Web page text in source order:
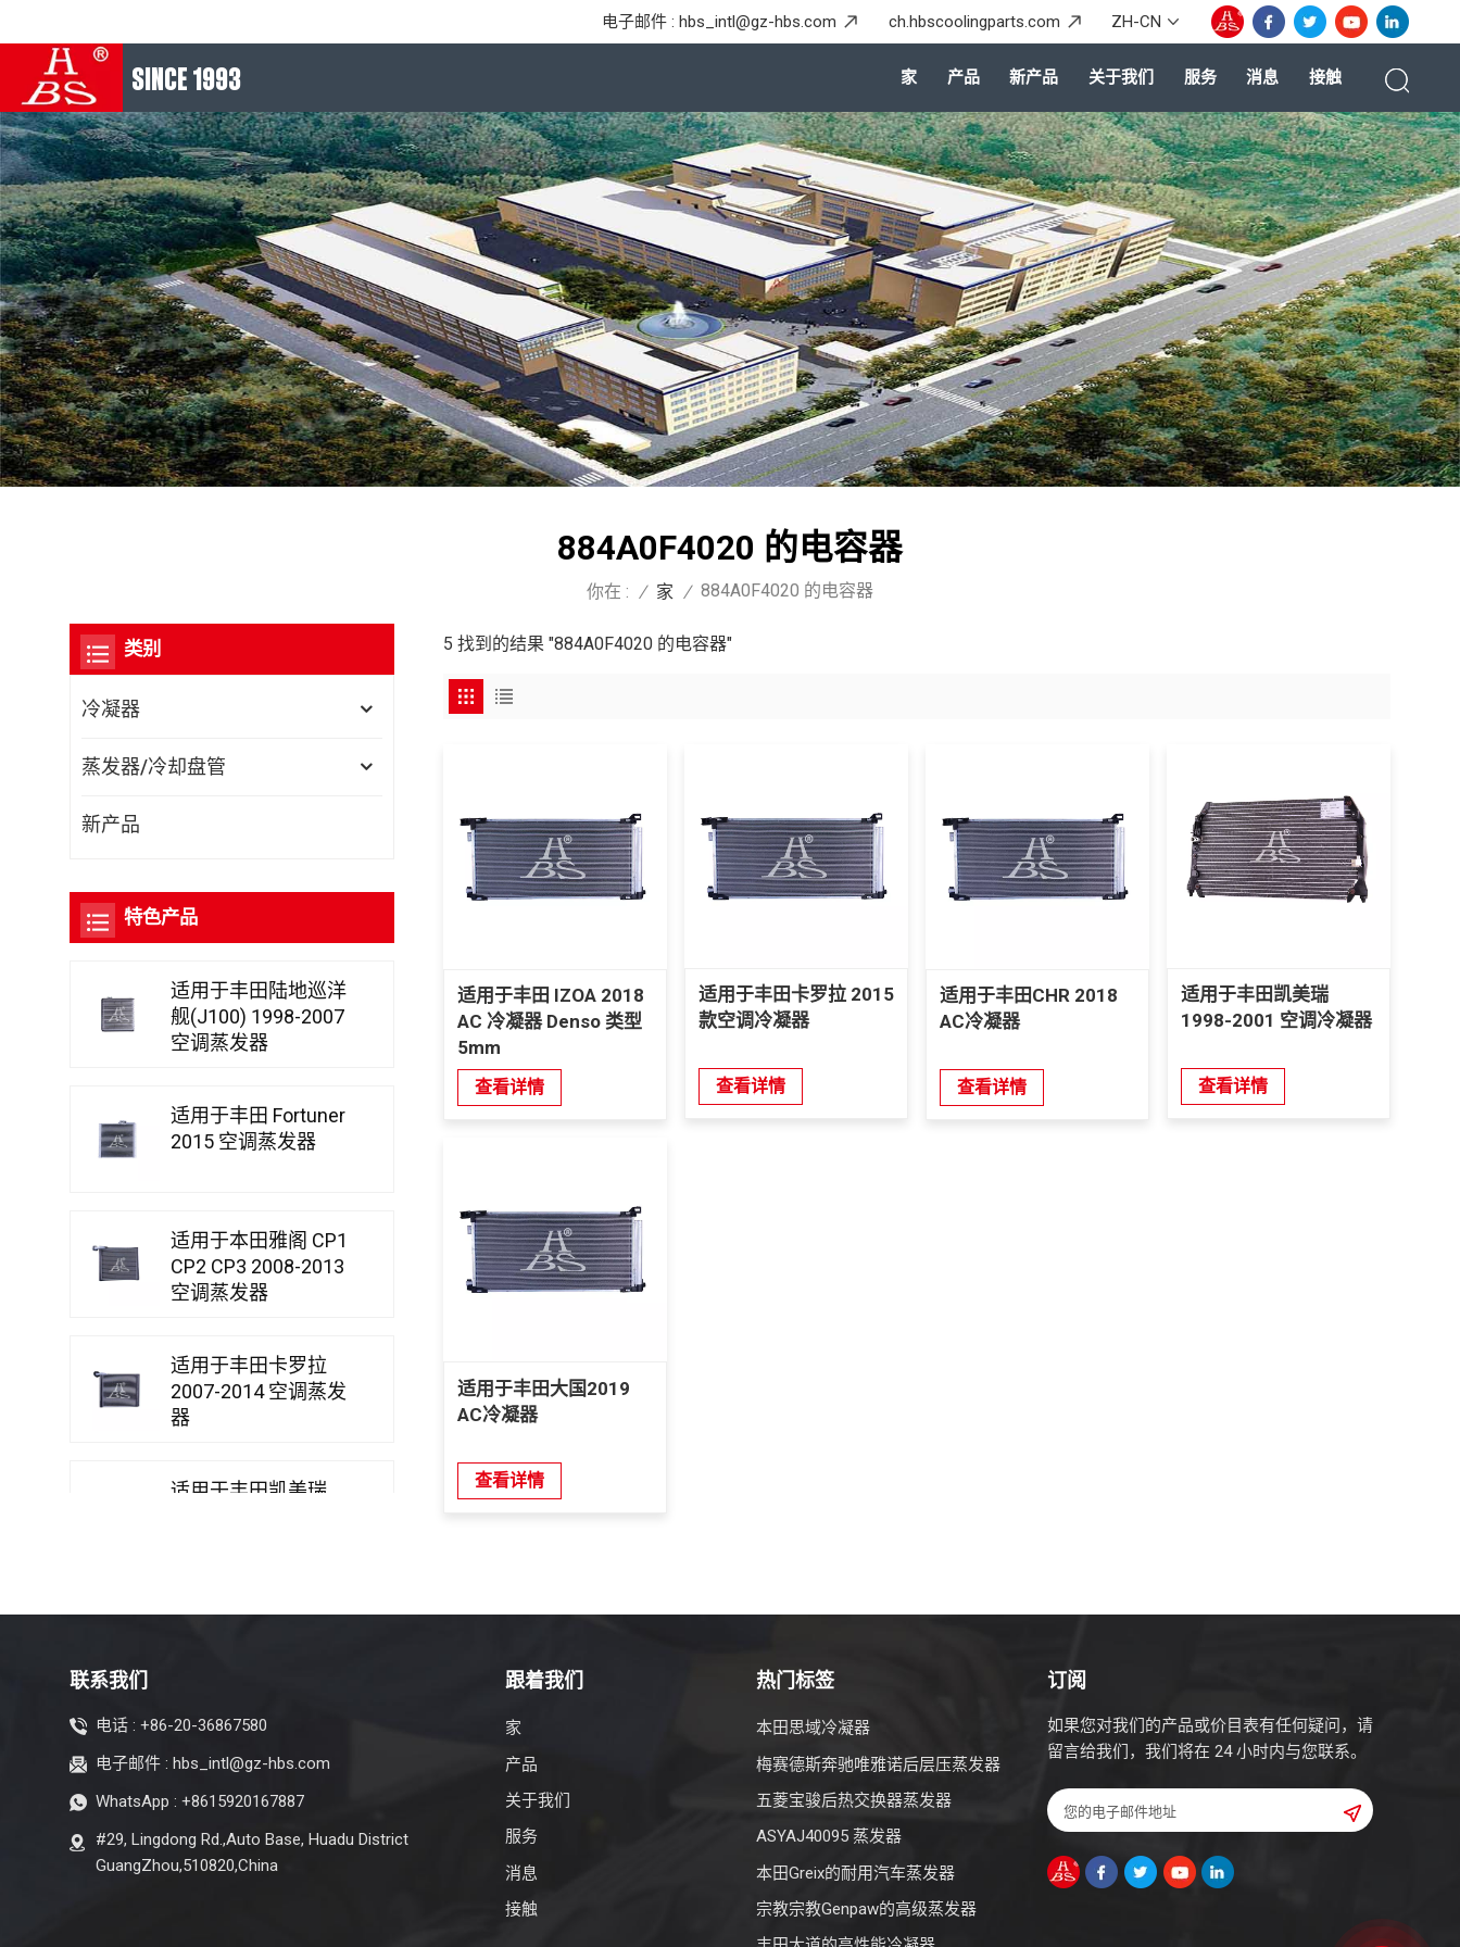
ZH-CN
电子邮件 :hbs_intl@gz-hbs.com ch.hbscoolingparts.com
SINCE 1993 家 产品 新产品 关于我们 服务 消息 接触
884A0F4020 的电容器
你在 : / 家 / 884A0F4020 的电容器
5 找到的结果 "884A0F4020 的电容器"
适用于丰田 IZOA 2018
AC 冷凝器 Denso 类型
5mm
查看详情
适用于丰田卡罗拉 2015
款空调冷凝器
查看详情
适用于丰田CHR 2018
AC冷凝器
查看详情
适用于丰田凯美瑞
1998-2001 空调冷凝器
查看详情
适用于丰田大国2019
AC冷凝器
查看详情
类别
冷凝器
蒸发器/冷却盘管
新产品
特色产品
适用于丰田陆地巡洋
舰(J100) 1998-2007
空调蒸发器
适用于丰田 Fortuner
2015 空调蒸发器
适用于本田雅阁 CP1
CP2 CP3 2008-2013
空调蒸发器
适用于丰田卡罗拉
2007-2014 空调蒸发
器
适用于丰田凯美瑞
适用于本田思域 FA1
2016-2019 空调蒸发
器
适用于本田飞度 GD1
联系我们
电话 : +86-20-36867580
电子邮件 : hbs_intl@gz-hbs.com
WhatsApp : +8615920167887
#29, Lingdong Rd.,Auto Base, Huadu District
GuangZhou,510820,China
跟着我们
家
产品
关于我们
服务
消息
接触
热门标签
本田思域冷凝器
梅赛德斯奔驰唯雅诺后层压蒸发器
五菱宝骏后热交换器蒸发器
ASYAJ40095 蒸发器
本田Greix的耐用汽车蒸发器
宗教宗教Genpaw的高级蒸发器
订阅
如果您对我们的产品或价目表有任何疑问，请
留言给我们，我们将在 24 小时内与您联系。